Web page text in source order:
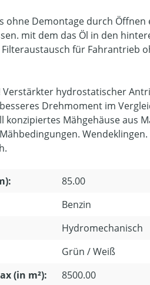
ohne Demontage durch
mit dem das Öl in den
Filteraustausch für Fahrantrieb
Verstärkter hydrostatischer
Drehmoment im
konzipiertes Mähgehäuse aus
85.00
Benzin
Hydromechanisch
Grün / Weiß
(in m²):
8500.00